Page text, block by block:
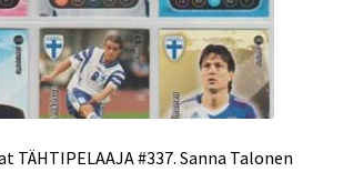
TÄHTIPELAAJA #337. Sanna Talonen